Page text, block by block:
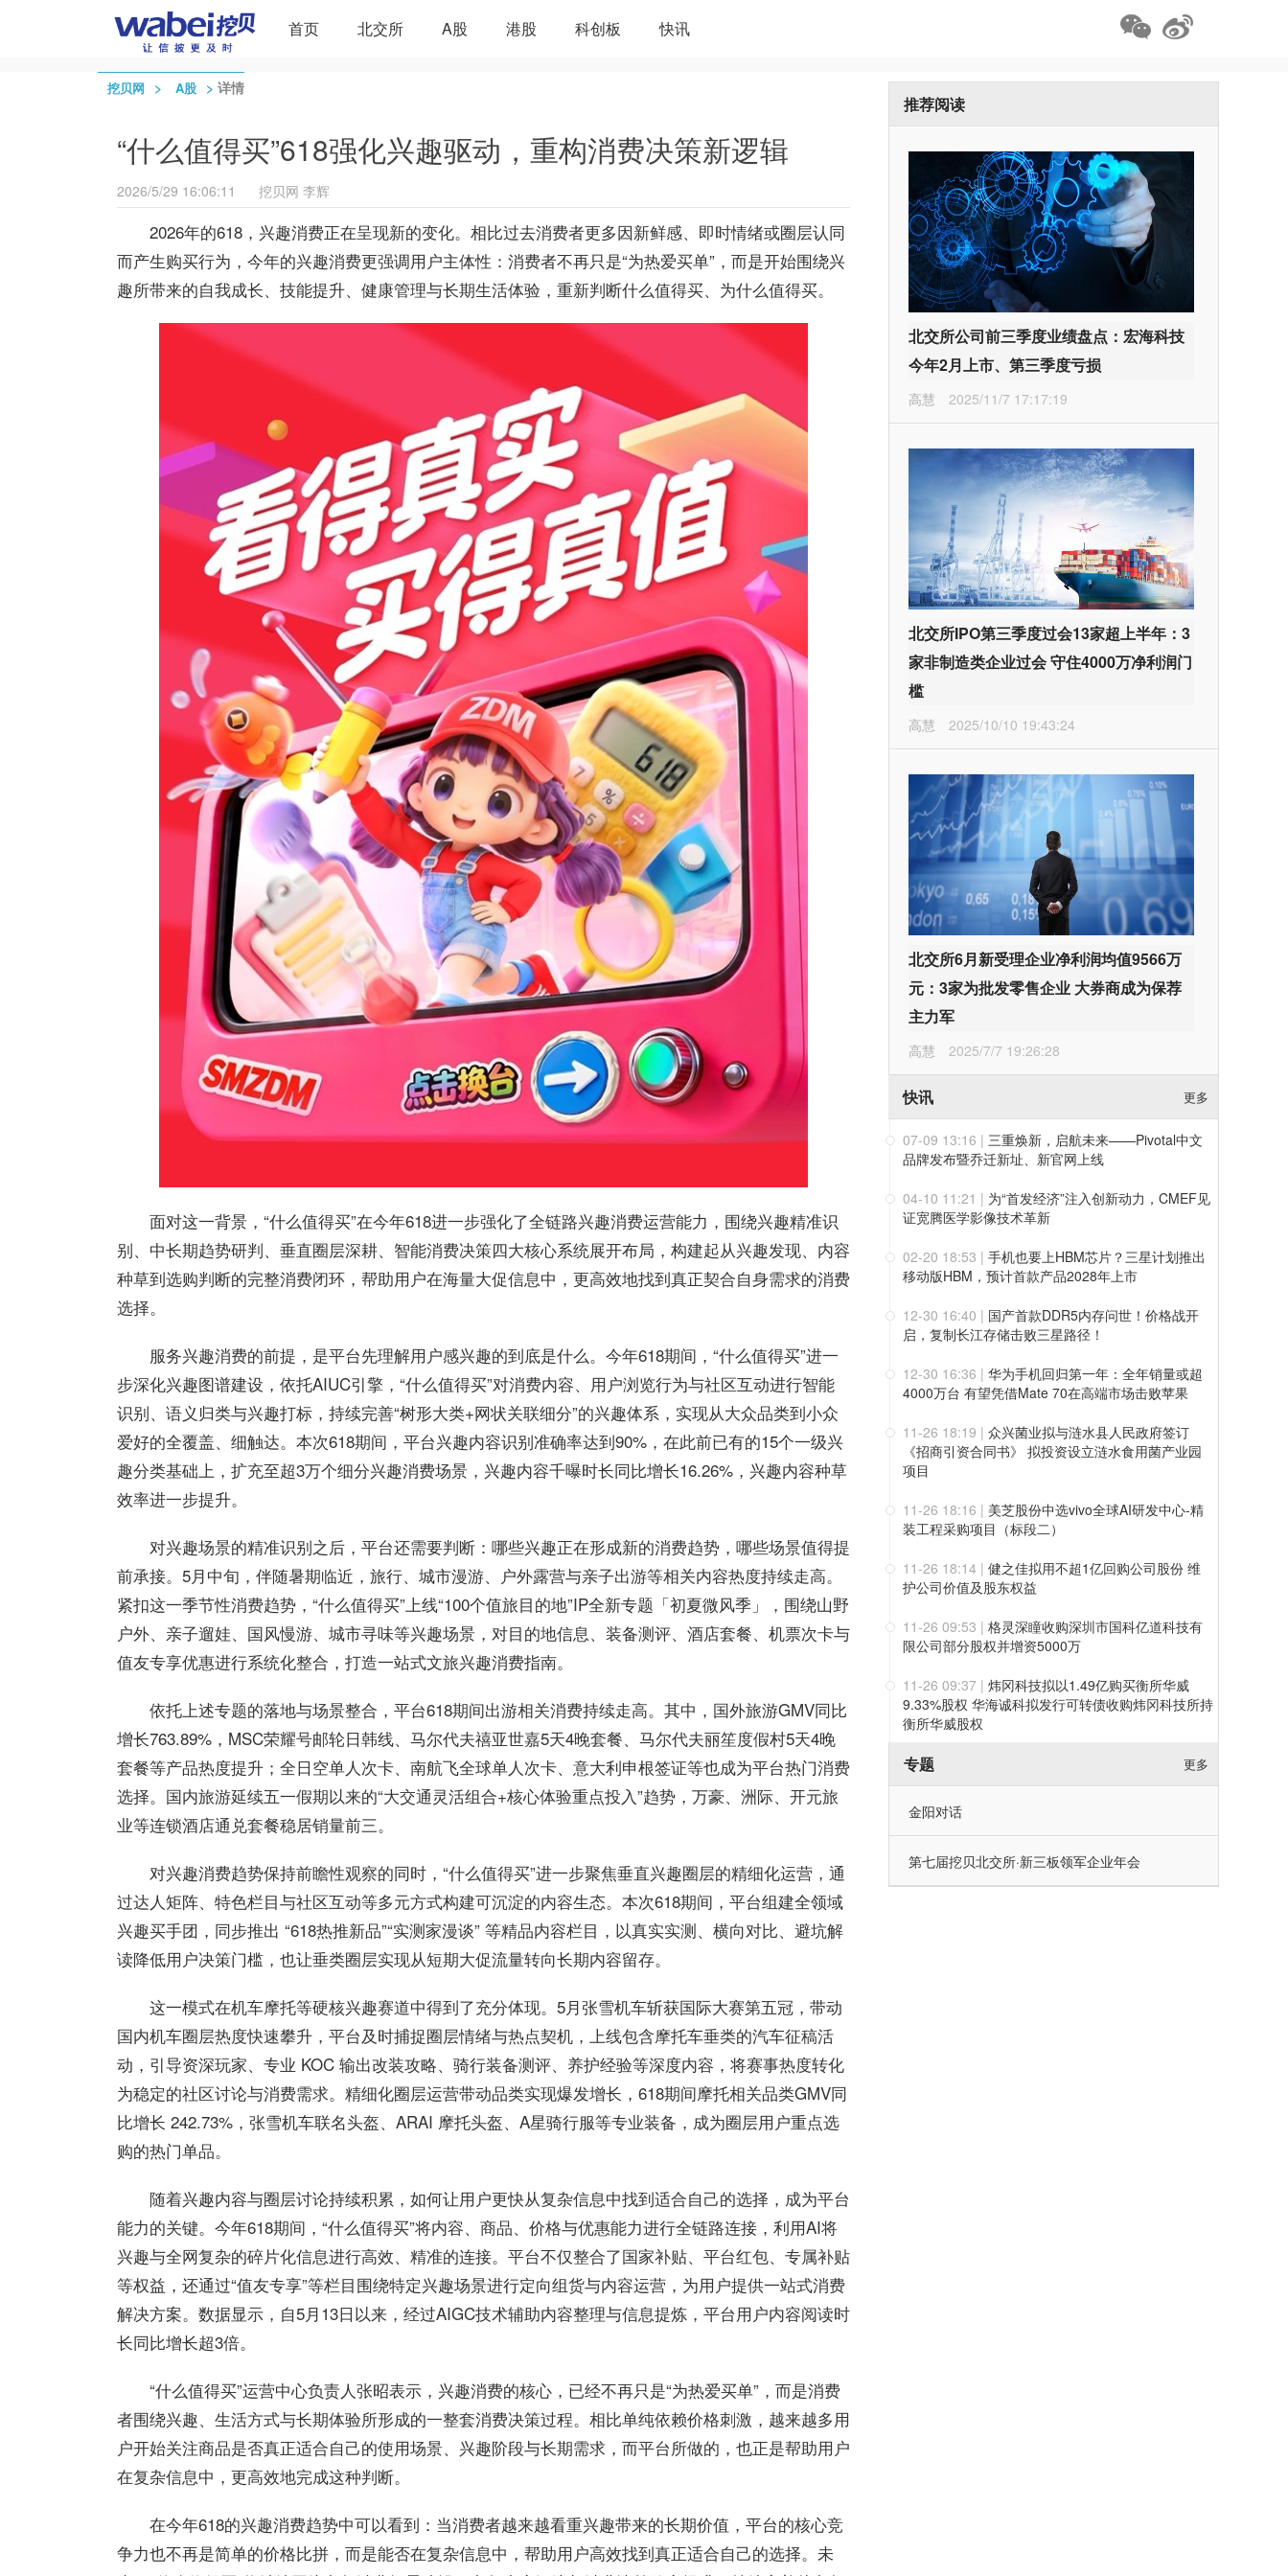
首页 北交所 A股 港股 科创板 快讯
挖贝网 > A股 > 详情
“什么值得买”618强化兴趣驱动，重构消费决策新逻辑
2026/5/29 16:06:11 挖贝网 李辉
2026年的618，兴趣消费正在呈现新的变化。相比过去消费者更多因新鲜感、即时情绪或圈层认同
而产生购买行为，今年的兴趣消费更强调用户主体性：消费者不再只是“为热爱买单”，而是开始围绕兴
趣所带来的自我成长、技能提升、健康管理与长期生活体验，重新判断什么值得买、为什么值得买。
面对这一背景，“什么值得买”在今年618进一步强化了全链路兴趣消费运营能力，围绕兴趣精准识
别、中长期趋势研判、垂直圈层深耕、智能消费决策四大核心系统展开布局，构建起从兴趣发现、内容
种草到选购判断的完整消费闭环，帮助用户在海量大促信息中，更高效地找到真正契合自身需求的消费
选择。
服务兴趣消费的前提，是平台先理解用户感兴趣的到底是什么。今年618期间，“什么值得买”进一
步深化兴趣图谱建设，依托AIUC引擎，“什么值得买”对消费内容、用户浏览行为与社区互动进行智能
识别、语义归类与兴趣打标，持续完善“树形大类+网状关联细分”的兴趣体系，实现从大众品类到小众
爱好的全覆盖、细触达。本次618期间，平台兴趣内容识别准确率达到90%，在此前已有的15个一级兴
趣分类基础上，扩充至超3万个细分兴趣消费场景，兴趣内容千曝时长同比增长16.26%，兴趣内容种草
效率进一步提升。
对兴趣场景的精准识别之后，平台还需要判断：哪些兴趣正在形成新的消费趋势，哪些场景值得提
前承接。5月中旬，伴随暑期临近，旅行、城市漫游、户外露营与亲子出游等相关内容热度持续走高。
紧扣这一季节性消费趋势，“什么值得买”上线“100个值旅目的地”IP全新专题「初夏微风季」，围绕山野
户外、亲子遛娃、国风慢游、城市寻味等兴趣场景，对目的地信息、装备测评、酒店套餐、机票次卡与
值友专享优惠进行系统化整合，打造一站式文旅兴趣消费指南。
依托上述专题的落地与场景整合，平台618期间出游相关消费持续走高。其中，国外旅游GMV同比
增长763.89%，MSC荣耀号邮轮日韩线、马尔代夫禧亚世嘉5天4晚套餐、马尔代夫丽笙度假村5天4晚
套餐等产品热度提升；全日空单人次卡、南航飞全球单人次卡、意大利申根签证等也成为平台热门消费
选择。国内旅游延续五一假期以来的“大交通灵活组合+核心体验重点投入”趋势，万豪、洲际、开元旅
业等连锁酒店通兑套餐稳居销量前三。
对兴趣消费趋势保持前瞻性观察的同时，“什么值得买”进一步聚焦垂直兴趣圈层的精细化运营，通
过达人矩阵、特色栏目与社区互动等多元方式构建可沉淀的内容生态。本次618期间，平台组建全领域
兴趣买手团，同步推出 “618热推新品”“实测家漫谈” 等精品内容栏目，以真实实测、横向对比、避坑解
读降低用户决策门槛，也让垂类圈层实现从短期大促流量转向长期内容留存。
这一模式在机车摩托等硬核兴趣赛道中得到了充分体现。5月张雪机车斩获国际大赛第五冠，带动
国内机车圈层热度快速攀升，平台及时捕捉圈层情绪与热点契机，上线包含摩托车垂类的汽车征稿活
动，引导资深玩家、专业 KOC 输出改装攻略、骑行装备测评、养护经验等深度内容，将赛事热度转化
为稳定的社区讨论与消费需求。精细化圈层运营带动品类实现爆发增长，618期间摩托相关品类GMV同
比增长 242.73%，张雪机车联名头盔、ARAI 摩托头盔、A星骑行服等专业装备，成为圈层用户重点选
购的热门单品。
随着兴趣内容与圈层讨论持续积累，如何让用户更快从复杂信息中找到适合自己的选择，成为平台
能力的关键。今年618期间，“什么值得买”将内容、商品、价格与优惠能力进行全链路连接，利用AI将
兴趣与全网复杂的碎片化信息进行高效、精准的连接。平台不仅整合了国家补贴、平台红包、专属补贴
等权益，还通过“值友专享”等栏目围绕特定兴趣场景进行定向组货与内容运营，为用户提供一站式消费
解决方案。数据显示，自5月13日以来，经过AIGC技术辅助内容整理与信息提炼，平台用户内容阅读时
长同比增长超3倍。
“什么值得买”运营中心负责人张昭表示，兴趣消费的核心，已经不再只是“为热爱买单”，而是消费
者围绕兴趣、生活方式与长期体验所形成的一整套消费决策过程。相比单纯依赖价格刺激，越来越多用
户开始关注商品是否真正适合自己的使用场景、兴趣阶段与长期需求，而平台所做的，也正是帮助用户
在复杂信息中，更高效地完成这种判断。
在今年618的兴趣消费趋势中可以看到：当消费者越来越看重兴趣带来的长期价值，平台的核心竞
争力也不再是简单的价格比拼，而是能否在复杂信息中，帮助用户高效找到真正适合自己的选择。未
推荐阅读
北交所公司前三季度业绩盘点：宏海科技
今年2月上市、第三季度亏损
高慧 2025/11/7 17:17:19
北交所IPO第三季度过会13家超上半年：3
家非制造类企业过会 守住4000万净利润门
槛
高慧 2025/10/10 19:43:24
北交所6月新受理企业净利润均值9566万
元：3家为批发零售企业 大券商成为保荐
主力军
高慧 2025/7/7 19:26:28
快讯 更多
07-09 13:16 | 三重焕新，启航未来——Pivotal中文
品牌发布暨乔迁新址、新官网上线
04-10 11:21 | 为“首发经济”注入创新动力，CMEF见
证宽腾医学影像技术革新
02-20 18:53 | 手机也要上HBM芯片？三星计划推出
移动版HBM，预计首款产品2028年上市
12-30 16:40 | 国产首款DDR5内存问世！价格战开
启，复制长江存储击败三星路径！
12-30 16:36 | 华为手机回归第一年：全年销量或超
4000万台 有望凭借Mate 70在高端市场击败苹果
11-26 18:19 | 众兴菌业拟与涟水县人民政府签订
《招商引资合同书》 拟投资设立涟水食用菌产业园
项目
11-26 18:16 | 美芝股份中选vivo全球AI研发中心-精
装工程采购项目（标段二）
11-26 18:14 | 健之佳拟用不超1亿回购公司股份 维
护公司价值及股东权益
11-26 09:53 | 格灵深瞳收购深圳市国科亿道科技有
限公司部分股权并增资5000万
11-26 09:37 | 炜冈科技拟以1.49亿购买衡所华威
9.33%股权 华海诚科拟发行可转债收购炜冈科技所持
衡所华威股权
专题 更多
金阳对话
第七届挖贝北交所·新三板领军企业年会